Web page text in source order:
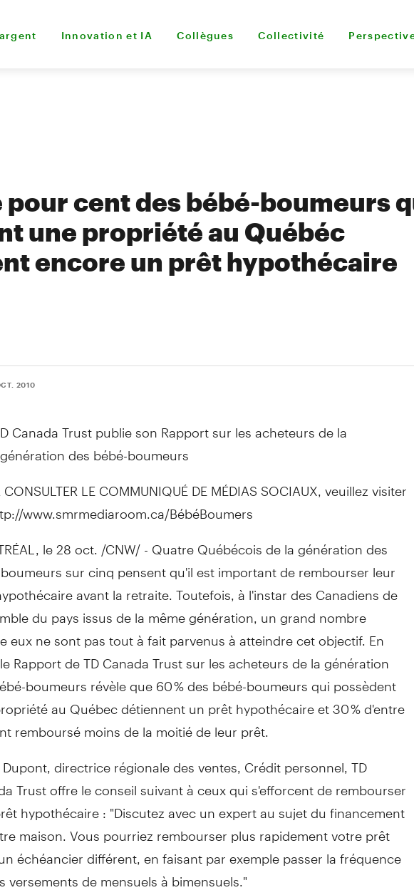
Innovation et IA Collègues Collectivité
pour cent des bébé-boumeurs
une propriété au Québéc
encore un prêt hypothécaire
2010
D Canada Trust publie son Rapport sur les acheteurs de la
génération des bébé-boumeurs
CONSULTER LE COMMUNIQUÉ DE MÉDIAS SOCIAUX, veuillez visiter
www.smrmediaroom.ca/BébéBoumers
le 28 oct. /CNW/ - Quatre Québécois de la génération des
sur cinq pensent qu'il est important de rembourser leur
avant la retraite. Toutefois, à l'instar des Canadiens de
du pays issus de la même génération, un grand nombre
eux ne sont pas tout à fait parvenus à atteindre cet objectif. En
Rapport de TD Canada Trust sur les acheteurs de la génération
boumeurs révèle que 60 % des bébé-boumeurs qui possèdent
au Québec détiennent un prêt hypothécaire et 30 % d'entre
remboursé moins de la moitié de leur prêt.
directrice régionale des ventes, Crédit personnel, TD
Trust offre le conseil suivant à ceux qui s'efforcent de rembourser
hypothécaire : "Discutez avec un expert au sujet du financement
maison. Vous pourriez rembourser plus rapidement votre prêt
échéancier différent, en faisant par exemple passer la fréquence
versements de mensuels à bimensuels."